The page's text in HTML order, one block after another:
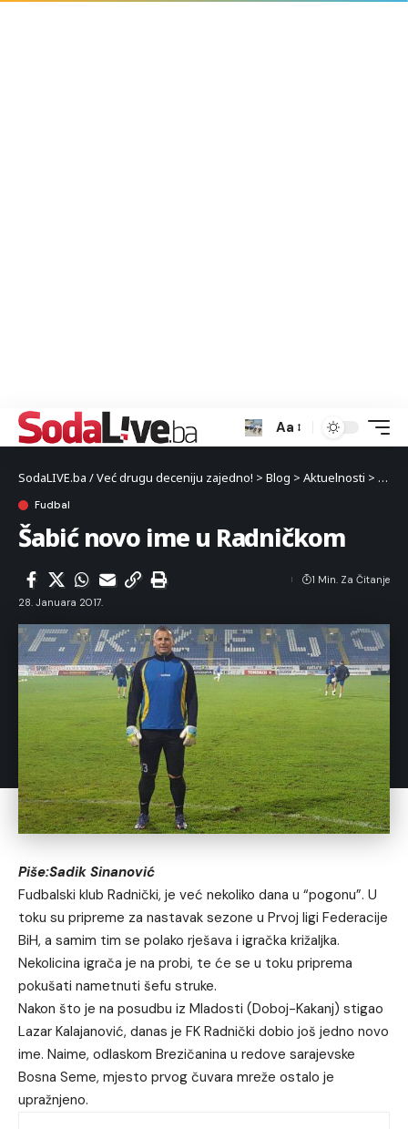
Aa
SodaLIVE.ba / Već drugu deceniju zajedno! > Blog > Aktuelnosti > Sport
Fudbal
Šabić novo ime u Radničkom
28. Januara 2017.
1 Min. Za Čitanje
Piše:Sadik Sinanović
Fudbalski klub Radnički, je već nekoliko dana u “pogonu”. U
toku su pripreme za nastavak sezone u Prvoj ligi Federacije
BiH, a samim tim se polako rješava i igračka križaljka.
Nekolicina igrača je na probi, te će se u toku priprema
pokušati nametnuti šefu struke.
Nakon što je na posudbu iz Mladosti (Doboj-Kakanj) stigao
Lazar Kalajanović, danas je FK Radnički dobio još jedno novo
ime. Naime, odlaskom Brezičanina u redove sarajevske
Bosna Seme, mjesto prvog čuvara mreže ostalo je
upražnjeno.